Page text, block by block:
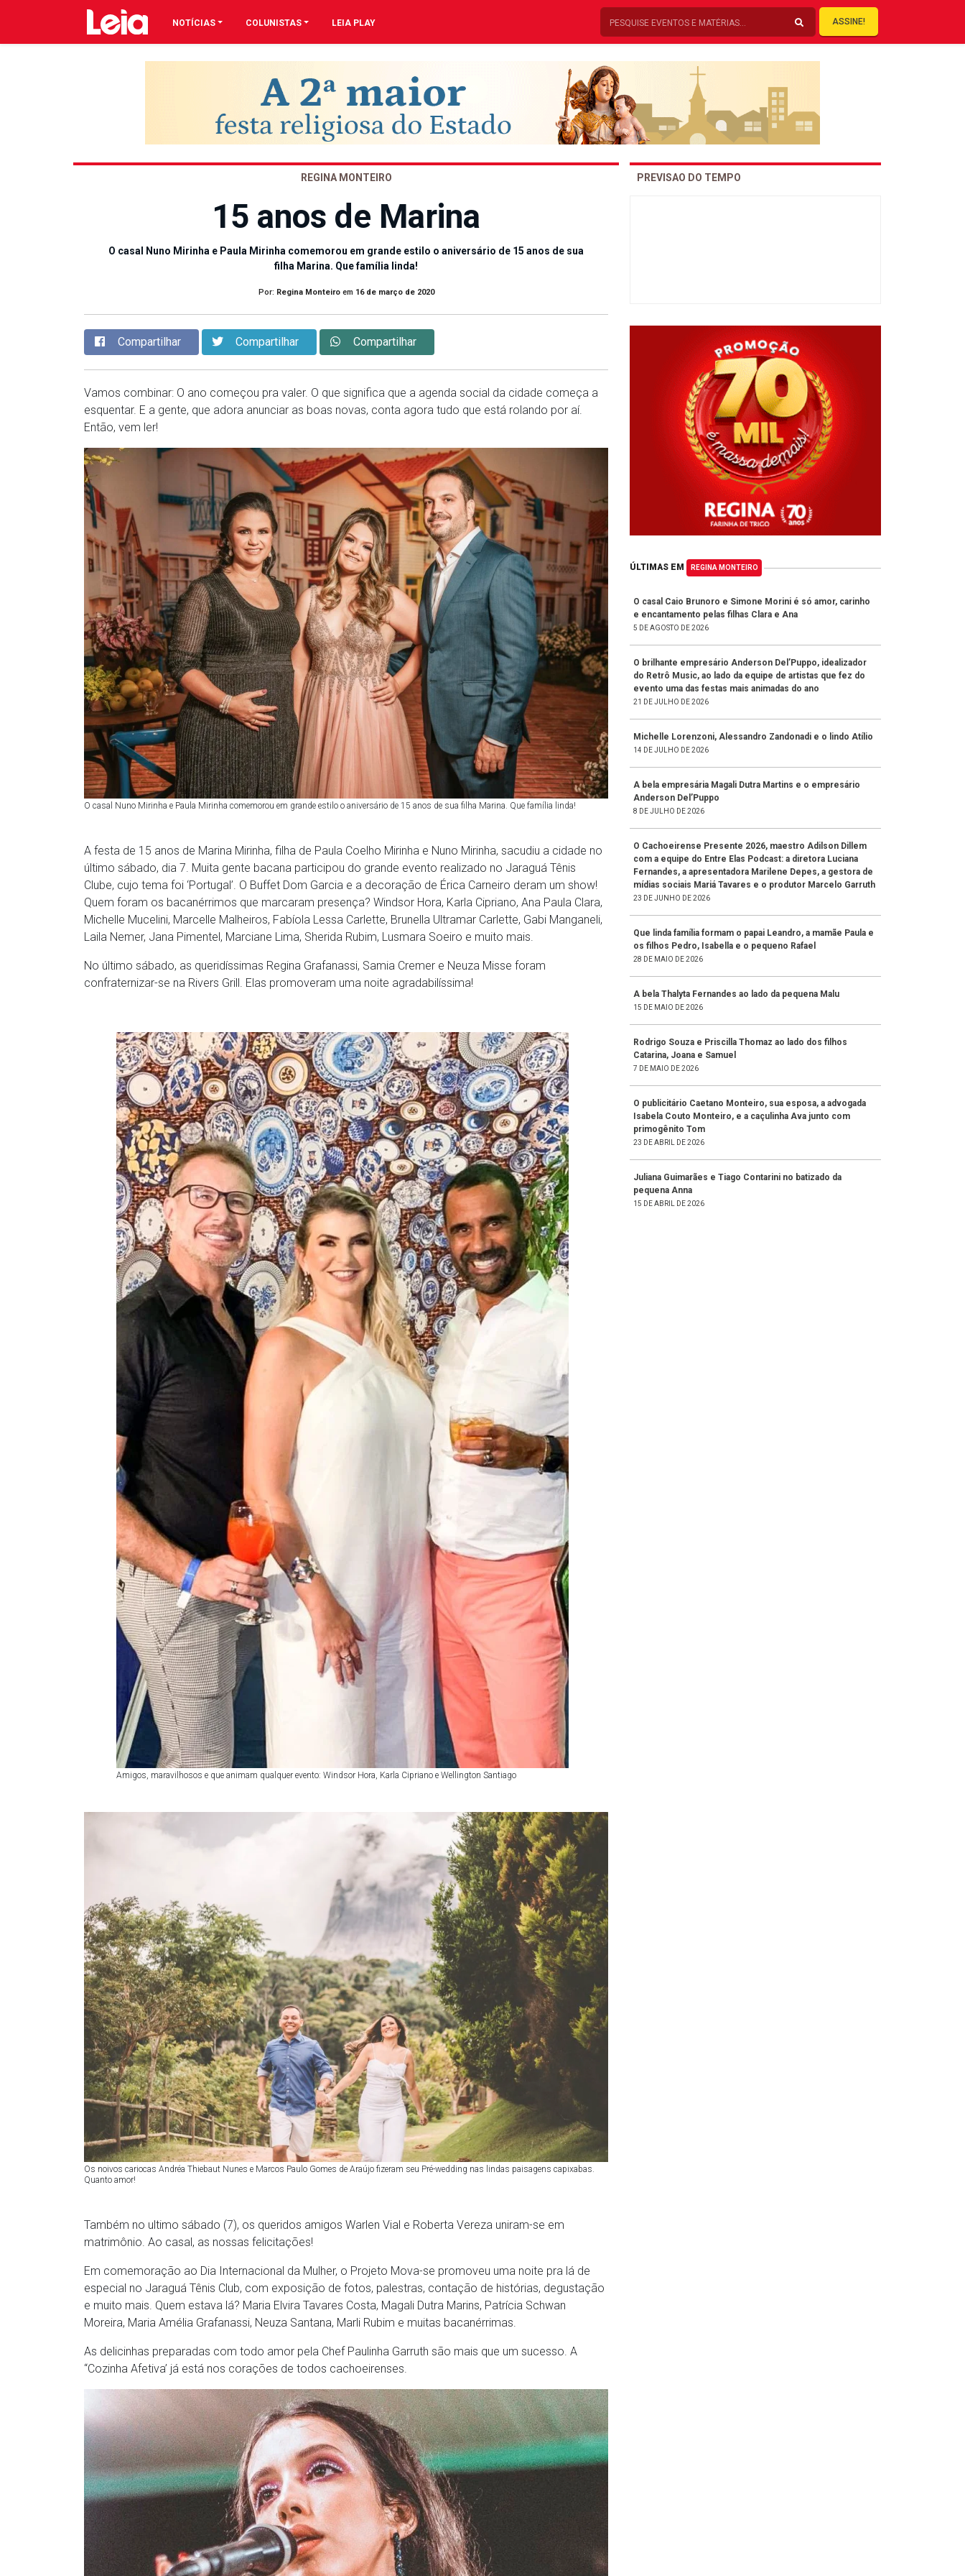
NOTÍCIAS COLUNISTAS LEIA PLAY ASSINE!
REGINA MONTEIRO
15 anos de Marina
O casal Nuno Mirinha e Paula Mirinha comemorou em grande estilo o aniversário de 15 anos de sua
filha Marina. Que família linda!
Por: Regina Monteiroem 16 de março de 2020
Compartilhar Compartilhar Compartilhar
Vamos combinar: O ano começou pra valer. O que significa que a agenda social da cidade começa a
esquentar. E a gente, que adora anunciar as boas novas, conta agora tudo que está rolando por aí.
Então, vem ler!
O casal Nuno Mirinha e Paula Mirinha comemorou em grande estilo o aniversário de 15 anos de sua filha Marina. Que família linda!
A festa de 15 anos de Marina Mirinha, filha de Paula Coelho Mirinha e Nuno Mirinha, sacudiu a cidade no
último sábado, dia 7. Muita gente bacana participou do grande evento realizado no Jaraguá Tênis
Clube, cujo tema foi ‘Portugal’. O Buffet Dom Garcia e a decoração de Érica Carneiro deram um show!
Quem foram os bacanérrimos que marcaram presença? Windsor Hora, Karla Cipriano, Ana Paula Clara,
Michelle Mucelini, Marcelle Malheiros, Fabíola Lessa Carlette, Brunella Ultramar Carlette, Gabi Manganeli,
Laila Nemer, Jana Pimentel, Marciane Lima, Sherida Rubim, Lusmara Soeiro e muito mais.
No último sábado, as queridíssimas Regina Grafanassi, Samia Cremer e Neuza Misse foram
confraternizar-se na Rivers Grill. Elas promoveram uma noite agradabilíssima!
Amigos, maravilhosos e que animam qualquer evento: Windsor Hora, Karla Cipriano e Wellington Santiago
Os noivos cariocas Andréa Thiebaut Nunes e Marcos Paulo Gomes de Araújo fizeram seu Pré-wedding nas lindas paisagens capixabas.
Quanto amor!
Também no ultimo sábado (7), os queridos amigos Warlen Vial e Roberta Vereza uniram-se em
matrimônio. Ao casal, as nossas felicitações!
Em comemoração ao Dia Internacional da Mulher, o Projeto Mova-se promoveu uma noite pra lá de
especial no Jaraguá Tênis Club, com exposição de fotos, palestras, contação de histórias, degustação
e muito mais. Quem estava lá? Maria Elvira Tavares Costa, Magali Dutra Marins, Patrícia Schwan
Moreira, Maria Amélia Grafanassi, Neuza Santana, Marli Rubim e muitas bacanérrimas.
As delicinhas preparadas com todo amor pela Chef Paulinha Garruth são mais que um sucesso. A
“Cozinha Afetiva’ já está nos corações de todos cachoeirenses.
PREVISAO DO TEMPO
ÚLTIMAS EM REGINA MONTEIRO
O casal Caio Brunoro e Simone Morini é só amor, carinho
e encantamento pelas filhas Clara e Ana
5 DE AGOSTO DE 2026
O brilhante empresário Anderson Del’Puppo, idealizador
do Retrô Music, ao lado da equipe de artistas que fez do
evento uma das festas mais animadas do ano
21 DE JULHO DE 2026
Michelle Lorenzoni, Alessandro Zandonadi e o lindo Atílio
14 DE JULHO DE 2026
A bela empresária Magali Dutra Martins e o empresário
Anderson Del’Puppo
8 DE JULHO DE 2026
O Cachoeirense Presente 2026, maestro Adilson Dillem
com a equipe do Entre Elas Podcast: a diretora Luciana
Fernandes, a apresentadora Marilene Depes, a gestora de
mídias sociais Mariá Tavares e o produtor Marcelo Garruth
23 DE JUNHO DE 2026
Que linda família formam o papai Leandro, a mamãe Paula e
os filhos Pedro, Isabella e o pequeno Rafael
28 DE MAIO DE 2026
A bela Thalyta Fernandes ao lado da pequena Malu
15 DE MAIO DE 2026
Rodrigo Souza e Priscilla Thomaz ao lado dos filhos
Catarina, Joana e Samuel
7 DE MAIO DE 2026
O publicitário Caetano Monteiro, sua esposa, a advogada
Isabela Couto Monteiro, e a caçulinha Ava junto com
primogênito Tom
23 DE ABRIL DE 2026
Juliana Guimarães e Tiago Contarini no batizado da
pequena Anna
15 DE ABRIL DE 2026